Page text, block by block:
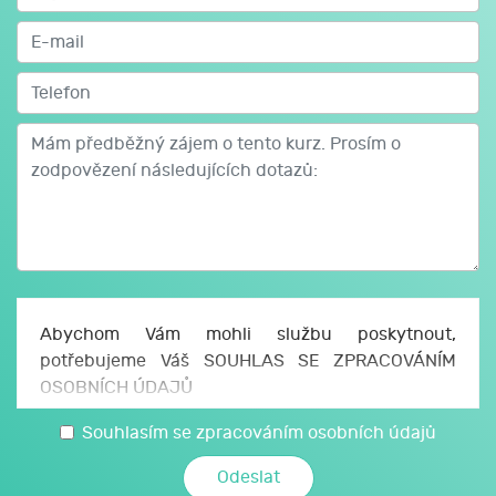
pedagogické praxe. Na základě vykonání závěrečné
zkoušky obdrží absolvent Osvědčení podle § 22 odst. 1
písm. b) zákona č. 563/2004 Sb., o pedagogických
pracovnících a o změně některých zákonů, ve znění
pozdějších předpisů, a § 1 odst. 1 písm. b) vyhlášky č.
317/2005 Sb. o dalším vzdělávání pedagogických
pracovníků, akreditační komisi a kariérním systému
Abychom Vám mohli službu poskytnout,
potřebujeme Váš SOUHLAS SE ZPRACOVÁNÍM
OSOBNÍCH ÚDAJŮ
Uděluji JCMM, z. s. p. o., sídlo Česká 166/11, 602
00 Brno, IČO: 750 64 707 (JCMM) souhlas se
zpracováním svých osobních a citlivých údajů,
Souhlasím se zpracováním osobních údajů